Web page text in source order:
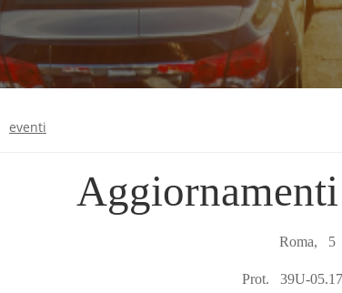
eventi
Roma, 5
Prot. 39U-